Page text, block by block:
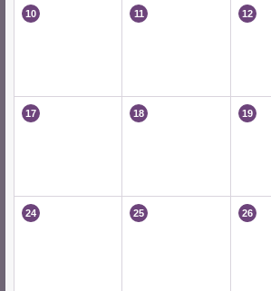
10 11 12
17 18 19
24 25 26